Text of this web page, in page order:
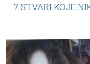
7 STVARI KOJE